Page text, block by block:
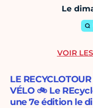
Le
LE
VÉLO 🚲 Le
une 7e édition le
VOIR